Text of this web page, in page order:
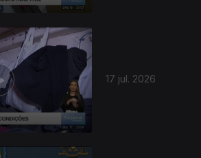
17 jul. 2026